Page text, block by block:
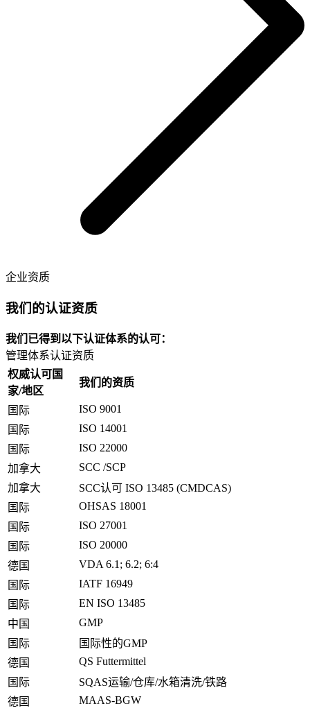
企业资质
我们的认证资质
我们已得到以下认证体系的认可：
管理体系认证资质
权威认可国
家/地区
我们的资质
国际
ISO 9001
国际
ISO 14001
国际
ISO 22000
加拿大
SCC /SCP
加拿大
SCC认可 ISO 13485 (CMDCAS)
国际
OHSAS 18001
国际
ISO 27001
国际
ISO 20000
德国
VDA 6.1; 6.2; 6:4
国际
IATF 16949
国际
EN ISO 13485
中国
GMP
国际
国际性的GMP
德国
QS Futtermittel
国际
SQAS运输/仓库/水箱清洗/铁路
德国
MAAS-BGW